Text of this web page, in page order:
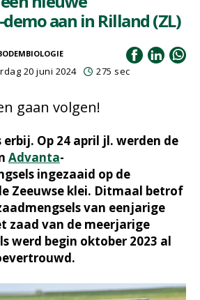
aan in Rilland (ZL)
20 juni 2024 275 sec
gaan volgen!
erbij. Op 24 april jl. werden de
Advanta-
ingezaaid op de
Zeeuwse klei. Ditmaal betrof
van eenjarige
zaad van de meerjarige
werd begin oktober 2023 al